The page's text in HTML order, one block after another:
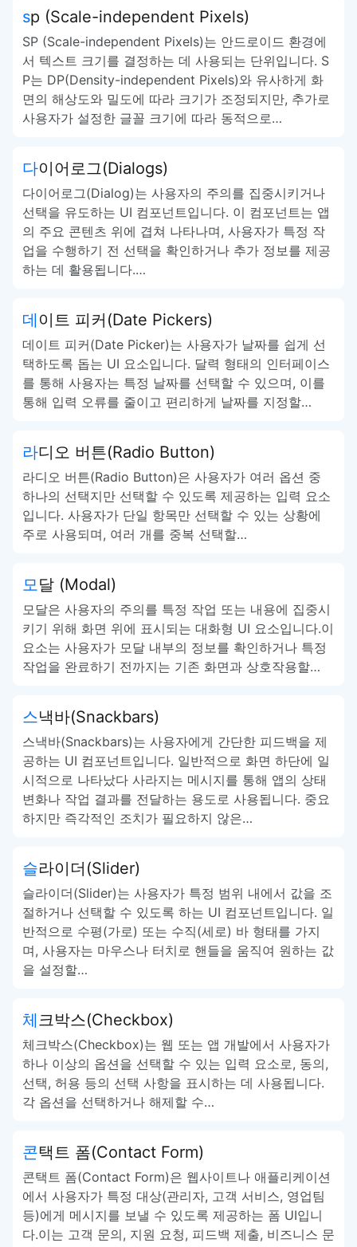
sp (Scale-independent Pixels)
SP (Scale-independent Pixels)는 안드로이드 환경에
서 텍스트 크기를 결정하는 데 사용되는 단위입니다. S
P는 DP(Density-independent Pixels)와 유사하게 화
면의 해상도와 밀도에 따라 크기가 조정되지만, 추가로
사용자가 설정한 글꼴 크기에 따라 동적으로…
다이어로그(Dialogs)
다이어로그(Dialog)는 사용자의 주의를 집중시키거나
선택을 유도하는 UI 컴포넌트입니다. 이 컴포넌트는 앱
의 주요 콘텐츠 위에 겹쳐 나타나며, 사용자가 특정 작
업을 수행하기 전 선택을 확인하거나 추가 정보를 제공
하는 데 활용됩니다.…
데이트 피커(Date Pickers)
데이트 피커(Date Picker)는 사용자가 날짜를 쉽게 선
택하도록 돕는 UI 요소입니다. 달력 형태의 인터페이스
를 통해 사용자는 특정 날짜를 선택할 수 있으며, 이를
통해 입력 오류를 줄이고 편리하게 날짜를 지정할…
라디오 버튼(Radio Button)
라디오 버튼(Radio Button)은 사용자가 여러 옵션 중
하나의 선택지만 선택할 수 있도록 제공하는 입력 요소
입니다. 사용자가 단일 항목만 선택할 수 있는 상황에
주로 사용되며, 여러 개를 중복 선택할…
모달 (Modal)
모달은 사용자의 주의를 특정 작업 또는 내용에 집중시
키기 위해 화면 위에 표시되는 대화형 UI 요소입니다.이
요소는 사용자가 모달 내부의 정보를 확인하거나 특정
작업을 완료하기 전까지는 기존 화면과 상호작용할…
스낵바(Snackbars)
스낵바(Snackbars)는 사용자에게 간단한 피드백을 제
공하는 UI 컴포넌트입니다. 일반적으로 화면 하단에 일
시적으로 나타났다 사라지는 메시지를 통해 앱의 상태
변화나 작업 결과를 전달하는 용도로 사용됩니다. 중요
하지만 즉각적인 조치가 필요하지 않은…
슬라이더(Slider)
슬라이더(Slider)는 사용자가 특정 범위 내에서 값을 조
절하거나 선택할 수 있도록 하는 UI 컴포넌트입니다. 일
반적으로 수평(가로) 또는 수직(세로) 바 형태를 가지
며, 사용자는 마우스나 터치로 핸들을 움직여 원하는 값
을 설정할…
체크박스(Checkbox)
체크박스(Checkbox)는 웹 또는 앱 개발에서 사용자가
하나 이상의 옵션을 선택할 수 있는 입력 요소로, 동의,
선택, 허용 등의 선택 사항을 표시하는 데 사용됩니다.
각 옵션을 선택하거나 해제할 수…
콘택트 폼(Contact Form)
콘택트 폼(Contact Form)은 웹사이트나 애플리케이션
에서 사용자가 특정 대상(관리자, 고객 서비스, 영업팀
등)에게 메시지를 보낼 수 있도록 제공하는 폼 UI입니
다.이는 고객 문의, 지원 요청, 피드백 제출, 비즈니스 문